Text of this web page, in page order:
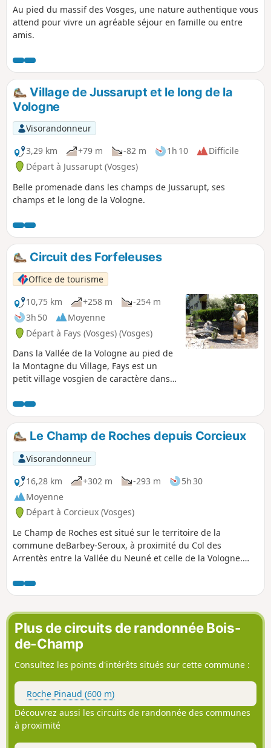
Au pied du massif des Vosges, une nature authentique vous
attend pour vivre un agréable séjour en famille ou entre
amis.
Village de Jussarupt et le long de la
Vologne
Visorandonneur
3,29 km
+79 m -82 m 1h 10
Difficile
Départ à Jussarupt (Vosges)
Belle promenade dans les champs de Jussarupt, ses
champs et le long de la Vologne.
Circuit des Forfeleuses
Office de tourisme
10,75 km
+258 m
-254 m
3h 50
Moyenne
Départ à Fays (Vosges) (Vosges)
Dans la Vallée de la Vologne au pied de
la Montagne du Village, Fays est un
petit village vosgien de caractère dans
Le Champ de Roches depuis Corcieux
Visorandonneur
16,28 km
+302 m -293 m
5h 30
Moyenne
Départ à Corcieux (Vosges)
Le Champ de Roches est situé sur le territoire de la
commune deBarbey-Seroux, à proximité du Col des
Arrentès entre la Vallée du Neuné et celle de la Vologne.
résineux sur 400 m de long et 40 m de large, l’existence
d’un tel chaos étonne et donne lieu à de nombreuses
légendes où la présence du Malin n’est jamais bien loin. Si
l'essentiel de cette randonnée s'effectue sur des sentiers et
des chemins forestiers, la boucle relativement longue, mais
facile, emprunte quelques bouts de routes qui permettent
de découvrir la ville de Corcieux au départ et à l'arrivée
ainsi que les charmants hameaux aux alentours. De très
beaux paysages, bucoliques à souhait, tout au long de ce
circuit.
Plus de circuits de randonnée Bois-
de-Champ
Consultez les points d'intérêts situés sur cette commune :
Roche Pinaud (600 m)
Découvrez aussi les circuits de randonnée des communes
à proximité